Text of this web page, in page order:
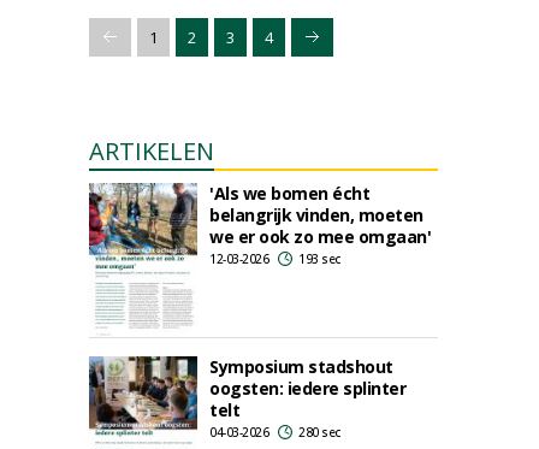
1 2 3 4
ARTIKELEN
'Als we bomen écht
belangrijk vinden, moeten
we er ook zo mee omgaan'
12-03-2026 193 sec
Symposium stadshout
oogsten: iedere splinter
telt
04-03-2026 280 sec